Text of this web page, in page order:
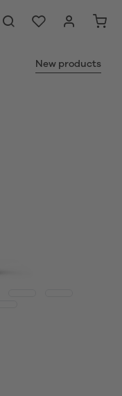
New products